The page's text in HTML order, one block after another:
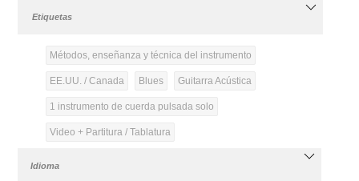
Etiquetas
Métodos, enseñanza y técnica del instrumento
EE.UU. / Canada Blues Guitarra Acústica
1 instrumento de cuerda pulsada solo
Video + Partitura / Tablatura
Idioma